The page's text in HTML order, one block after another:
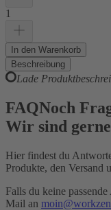
1
In den Warenkorb
Beschreibung
Lade
FAQNoch
Wir sind
Hier findest du
Produkte, den Versand
Falls du keine
Mail an